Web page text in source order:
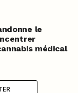
le
médical